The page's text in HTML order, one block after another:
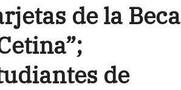
de la Beca
de